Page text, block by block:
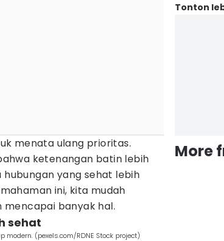
menata ulang prioritas.
ketenangan batin lebih
yang sehat lebih
ini, kita mudah
mencapai banyak hal.
sehat
(pexels.com/RDNE Stock project)
Tonton
More